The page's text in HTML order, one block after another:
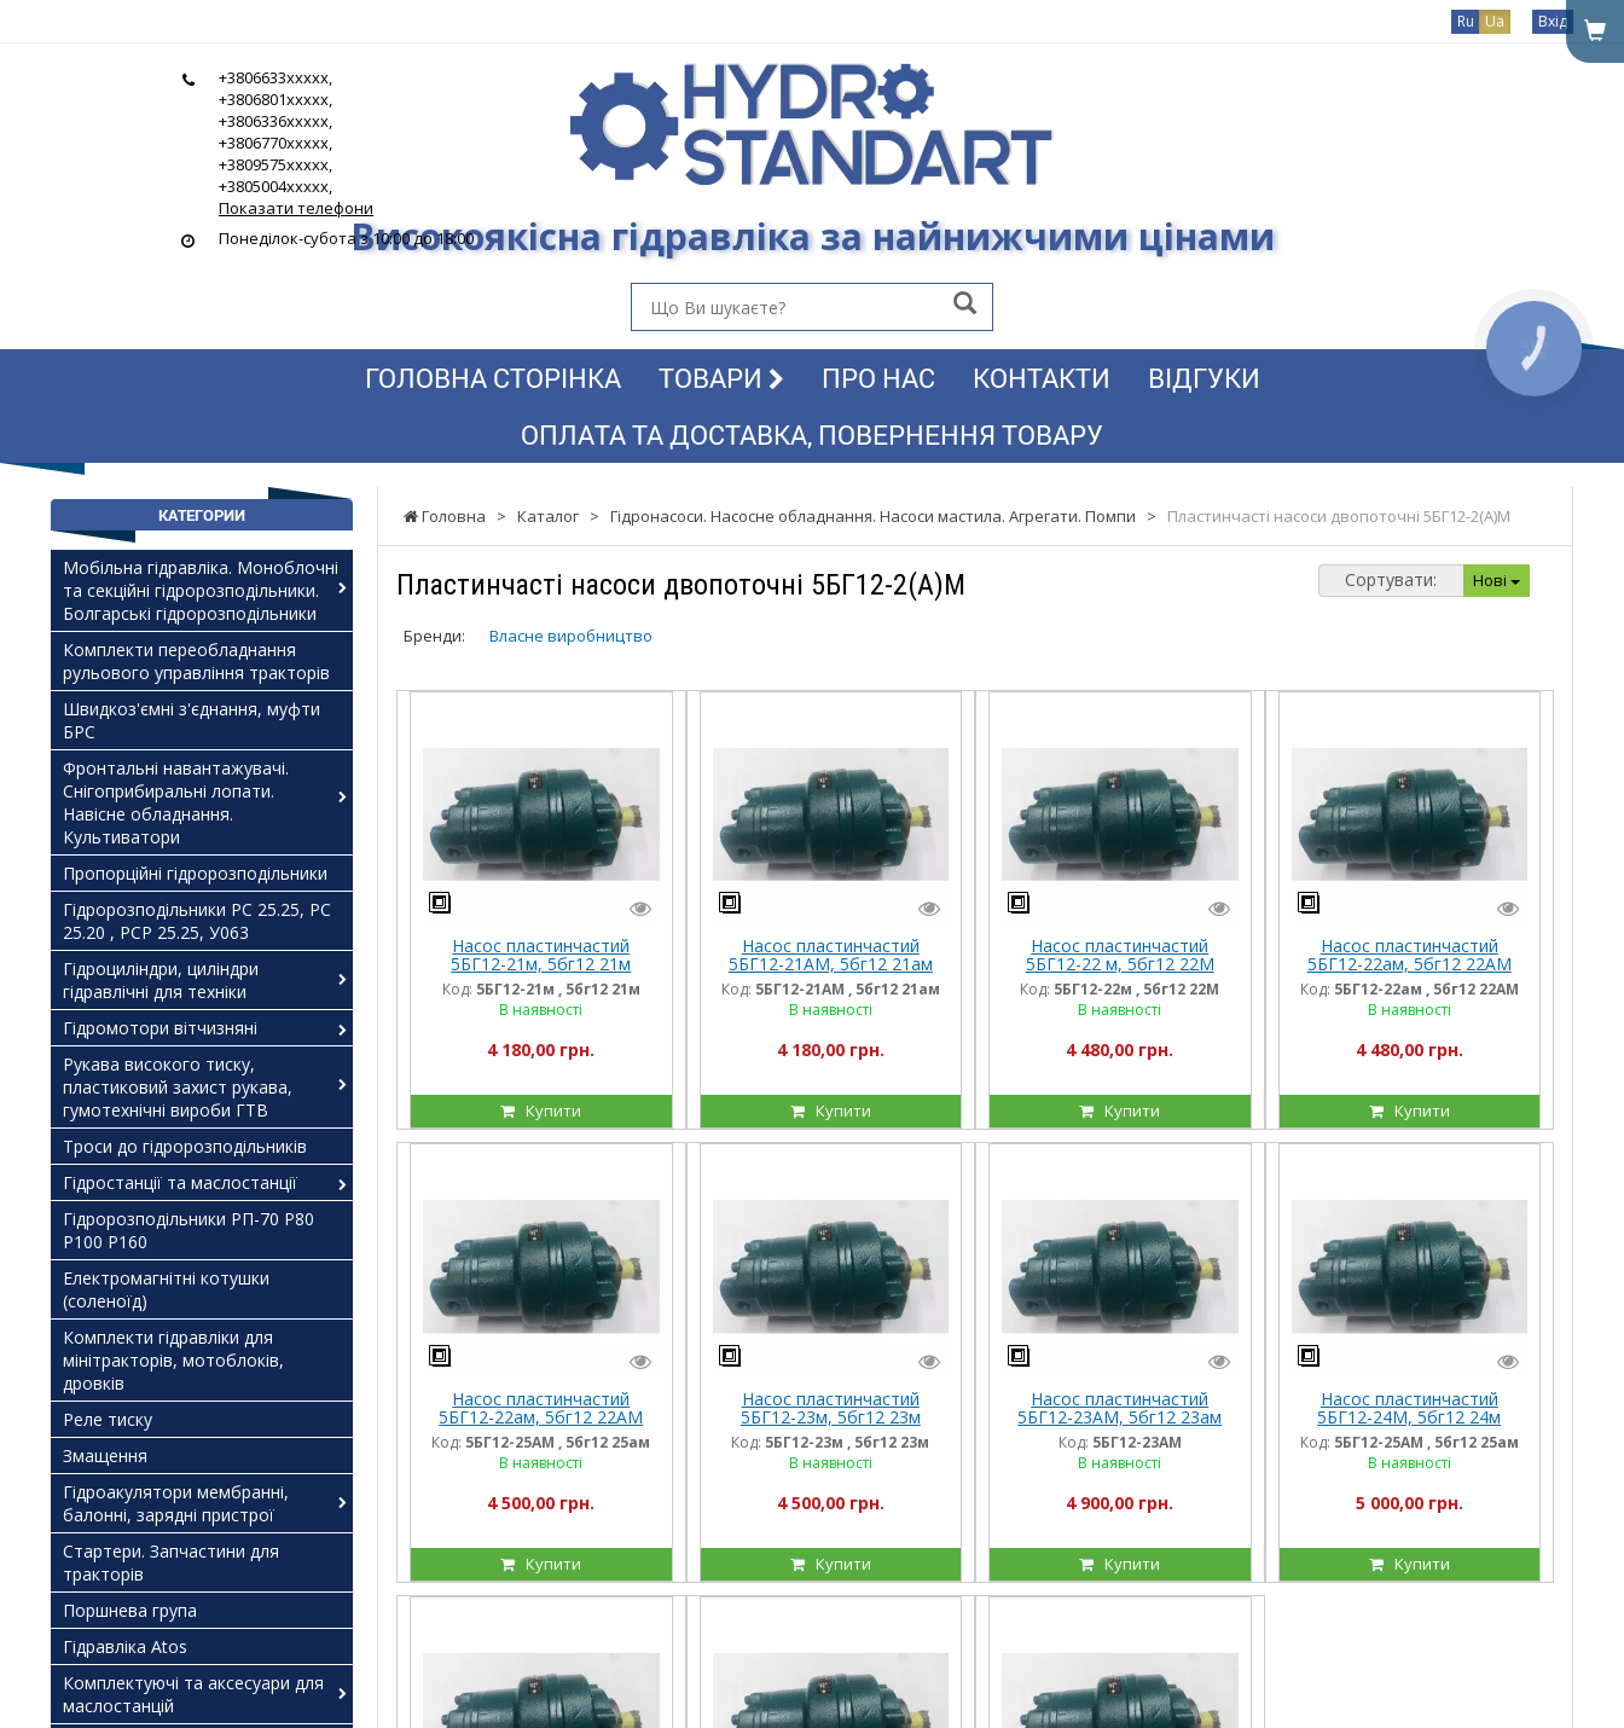
Ru Ua Вхід
Гідростандарт
+3806633xxxxx,
+3806801xxxxx,
+3806336xxxxx,
+3806770xxxxx,
+3809575xxxxx,
+3805004xxxxx,
Показати телефони
Понеділок-субота з 10:00 до 18:00Високоякісна гідравліка за найнижчими цінами
ГОЛОВНА СТОРІНКА ТОВАРИ ПРО НАС КОНТАКТИ
ВІДГУКИ
ОПЛАТА ТА ДОСТАВКА, ПОВЕРНЕННЯ ТОВАРУ
Головна > Каталог > Гідронасоси. Насосне обладнання. Насоси мастила. Агрегати. Помпи > Пластинчасті насоси двопоточні 5БГ12-2(А)М
Пластинчасті насоси двопоточні 5БГ12-2(А)М Сортувати: Нові
Бренди: Власне виробництво
Насос пластинчастий
5БГ12-21м, 5бг12 21м
Код: 5БГ12-21м , 5бг12 21м
В наявності
4 180,00 грн.
Купити
Насос пластинчастий
5БГ12-21АМ, 5бг12 21ам
Код: 5БГ12-21АМ , 5бг12 21ам
В наявності
4 180,00 грн.
Купити
Насос пластинчастий
5БГ12-22 м, 5бг12 22М
Код: 5БГ12-22м , 5бг12 22М
В наявності
4 480,00 грн.
Купити
Насос пластинчастий
5БГ12-22ам, 5бг12 22АМ
Код: 5БГ12-22ам , 5бг12 22АМ
В наявності
4 480,00 грн.
Купити
Насос пластинчастий
5БГ12-22ам, 5бг12 22АМ
Код: 5БГ12-25АМ , 5бг12 25ам
В наявності
4 500,00 грн.
Купити
Насос пластинчастий
5БГ12-23м, 5бг12 23м
Код: 5БГ12-23м , 5бг12 23м
В наявності
4 500,00 грн.
Купити
Насос пластинчастий
5БГ12-23АМ, 5бг12 23ам
Код: 5БГ12-23АМ
В наявності
4 900,00 грн.
Купити
Насос пластинчастий
5БГ12-24М, 5бг12 24м
Код: 5БГ12-25АМ , 5бг12 25ам
В наявності
5 000,00 грн.
Купити
КАТЕГОРИИ
Мобільна гідравліка. Моноблочні
та секційні гідророзподільники.
Болгарські гідророзподільники
Комплекти переобладнання
рульового управління тракторів
Швидкоз'ємні з'єднання, муфти
БРС
Фронтальні навантажувачі.
Снігоприбиральні лопати.
Навісне обладнання.
Культиватори
Пропорційні гідророзподільники
Гідророзподільники РС 25.25, РС
25.20 , РСР 25.25, У063
Гідроциліндри, циліндри
гідравлічні для техніки
Гідромотори вітчизняні
Рукава високого тиску,
пластиковий захист рукава,
гумотехнічні вироби ГТВ
Троси до гідророзподільників
Гідростанції та маслостанції
Гідророзподільники РП-70 Р80
Р100 Р160
Електромагнітні котушки
(соленоїд)
Комплекти гідравліки для
мінітракторів, мотоблоків,
дровків
Реле тиску
Змащення
Гідроакулятори мембранні,
балонні, зарядні пристрої
Стартери. Запчастини для
тракторів
Поршнева група
Гідравліка Atos
Комплектуючі та аксесуари для
маслостанцій